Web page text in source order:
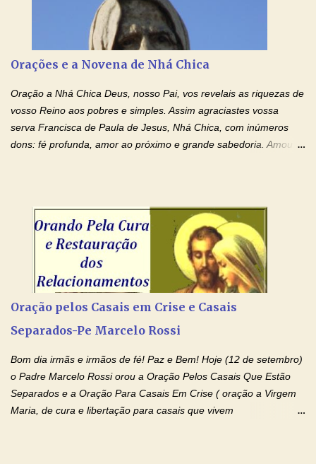
carregando as minhas cruzes. Preciso que a força e o poder de
Tuas Mãos, que suportaram a mais profunda dor ao serem
pregadas na Cruz, reergam-me e curem-me agora. Jesus, não
peço somente por mim, mas também por todos aqueles que mais
amo. Nós precisamos desesperadamente de cura física e
espiritual, através do toque consolador de tuas Mãos
ensanguentadas e infinitamente poderosas. Eu reconheço,
apesar de toda a minha limitação e da infinidade dos meus ...
Orações e a Novena de Nhá Chica
Oração a Nhá Chica Deus, nosso Pai, vos revelais as riquezas de
vosso Reino aos pobres e simples. Assim agraciastes vossa
serva Francisca de Paula de Jesus, Nhá Chica, com inúmeros
dons: fé profunda, amor ao próximo e grande sabedoria. Amou a
Senhor Jesus Cristo, vosso Filho, na unidade do Espírito Santo.
Amém. Novena a Nhá Chica (Oração para obter os favores
celestiais através da intercessão da Serva de Deus Nhá Chica)
(Rezar durante nove dias seguidos ou intercalados) Nhá Chica,
recorro a vós como intercessora entre a Bondade Divina e as
necessidades humanas. Peço-vos, como favor espiritual, que
entregueis nas mãos do Santíssimo o meu pedido urgente (Fazer
o pedido). Acolhei, Nhá Chica, no vosso coração bondoso as
Oração pelos Casais em Crise e Casais
Separados-Pe Marcelo Rossi
Bom dia irmãs e irmãos de fé! Paz e Bem! Hoje (12 de setembro)
o Padre Marcelo Rossi orou a Oração Pelos Casais Que Estão
Separados e a Oração Para Casais Em Crise ( oração a Virgem
Maria, de cura e libertação para casais que vivem